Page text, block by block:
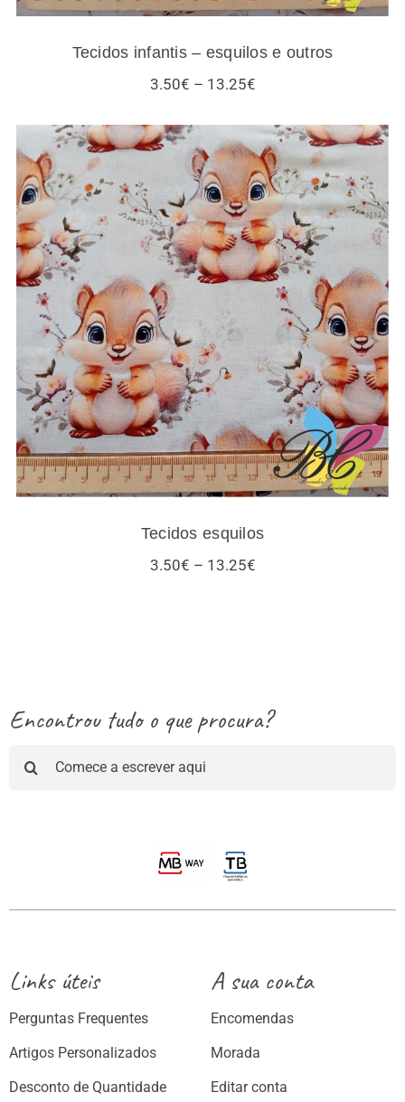
Tecidos infantis – esquilos e outros
3.50€ – 13.25€Price
through
13.25€
Tecidos esquilos
Tecidos esquilos
3.50€ – 13.25€Price
Encontrou tudo o que procura?
Links úteis
Perguntas Frequentes
Artigos Personalizados
Desconto de Quantidade
A sua conta
Encomendas
Morada
Editar conta